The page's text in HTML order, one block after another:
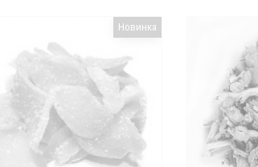
Новинка